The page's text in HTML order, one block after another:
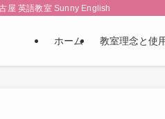
屋 英語教室 Sunny English
ホーム 教室理念と使